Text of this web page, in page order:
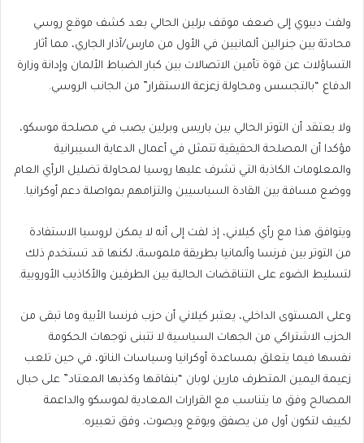
ولفت ديبوي إلى ضعف موقف برلين الحالي بعد كشف موقع روسي
محادثة بين جنرالين ألمانيين في الأول من مارس/آذار الجاري، مما أثار
التساؤلات عن قوة تأمين الاتصالات بين كبار الضباط الألمان وإدانة وزارة
الدفاع “بالتجسس ومحاولة زعزعة الاستقرار” من الجانب الروسي.
ولا يعتقد أن التوتر الحالي بين باريس وبرلين يصب في مصلحة موسكو،
مؤكدا أن المصلحة الحقيقية تتمثل في أعمال الدعاية السيبرانية
والمعلومات الكاذبة التي تشرف عليها روسيا لمحاولة تضليل الرأي العام
ووضع مسافة بين القادة السياسيين والتزامهم بمواصلة دعم أوكرانيا.
ويتوافق هذا مع رأي كيلاني، إذ لفت إلى أنه لا يمكن لروسيا الاستفادة
من التوتر بين فرنسا وألمانيا بطريقة ملموسة، لكنها قد تستخدم ذلك
لتسليط الضوء على التناقضات الحالية بين الطرفين والأكاذيب الأوروبية.
وعلى المستوى الداخلي، يعتبر كيلاني أن حزب فرنسا الأبية وما تبقى من
الحزب الاشتراكي من الجهات السياسية لا تتبنى توجهات الحكومة
نفسها فيما يتعلق بمساعدة أوكرانيا وسياسات الناتو، في حين تلعب
زعيمة اليمين المتطرف مارين لوبان “بنفاقها وكذبها المعتاد” على حبال
المصالح وفق ما يتناسب مع القرارات المعادية لموسكو والداعمة
لكييف لتكون أول من يصفق ويوقع ويصوت، وفق تعبيره.